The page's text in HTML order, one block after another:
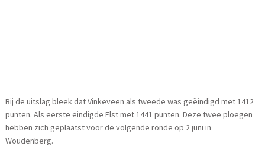
Bij de uitslag bleek dat Vinkeveen als tweede was geëindigd met 1412
punten. Als eerste eindigde Elst met 1441 punten. Deze twee ploegen
hebben zich geplaatst voor de volgende ronde op 2 juni in
Woudenberg.